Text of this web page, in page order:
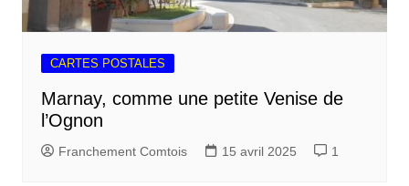
CARTES POSTALES
Marnay, comme une petite Venise de
l’Ognon
Franchement Comtois 15 avril 2025 1